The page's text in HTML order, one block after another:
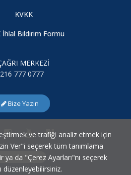
KVKK
İhlal Bildirim Formu
MERKEZİ
777 0777
Bize Yazın
Çerez Ayarları
ve trafiği analiz etmek için
Ver"i seçerek tüm tanımlama
ya da "Çerez Ayarları"nı seçerek
düzenleyebilirsiniz.